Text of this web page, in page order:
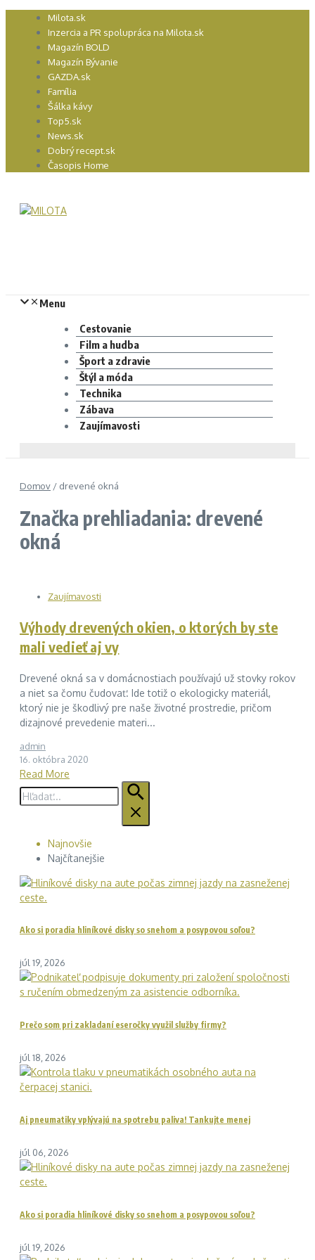
Preskočiť Milota.sk
Inzercia a PR spolupráca na Milota.sk
Magazín BOLD
Magazín Bývanie
GAZDA.sk
Família
Šálka kávy
Top5.sk
News.sk
Dobrý recept.sk
Časopis Home
Menu
Cestovanie
Film a hudba
Šport a zdravie
Štýl a móda
Technika
Zábava
Zaujímavosti
Domov / drevené okná
Značka prehliadania: drevené
okná
Zaujímavosti
Výhody drevených okien, o ktorých by ste
mali vedieť aj vy
Drevené okná sa v domácnostiach používajú už stovky rokov
a niet sa čomu čudovať. Ide totiž o ekologicky materiál,
ktorý nie je škodlivý pre naše životné prostredie, pričom
dizajnové prevedenie materi...
admin
16. októbra 2020
Read More
Hľadať:
Najnovšie
Najčítanejšie
Ako si poradia hliníkové disky so snehom a posypovou soľou?
júl 19, 2026
Prečo som pri zakladaní eseročky využil služby firmy?
júl 18, 2026
Aj pneumatiky vplývajú na spotrebu paliva! Tankujte menej
júl 06, 2026
Ako si poradia hliníkové disky so snehom a posypovou soľou?
júl 19, 2026